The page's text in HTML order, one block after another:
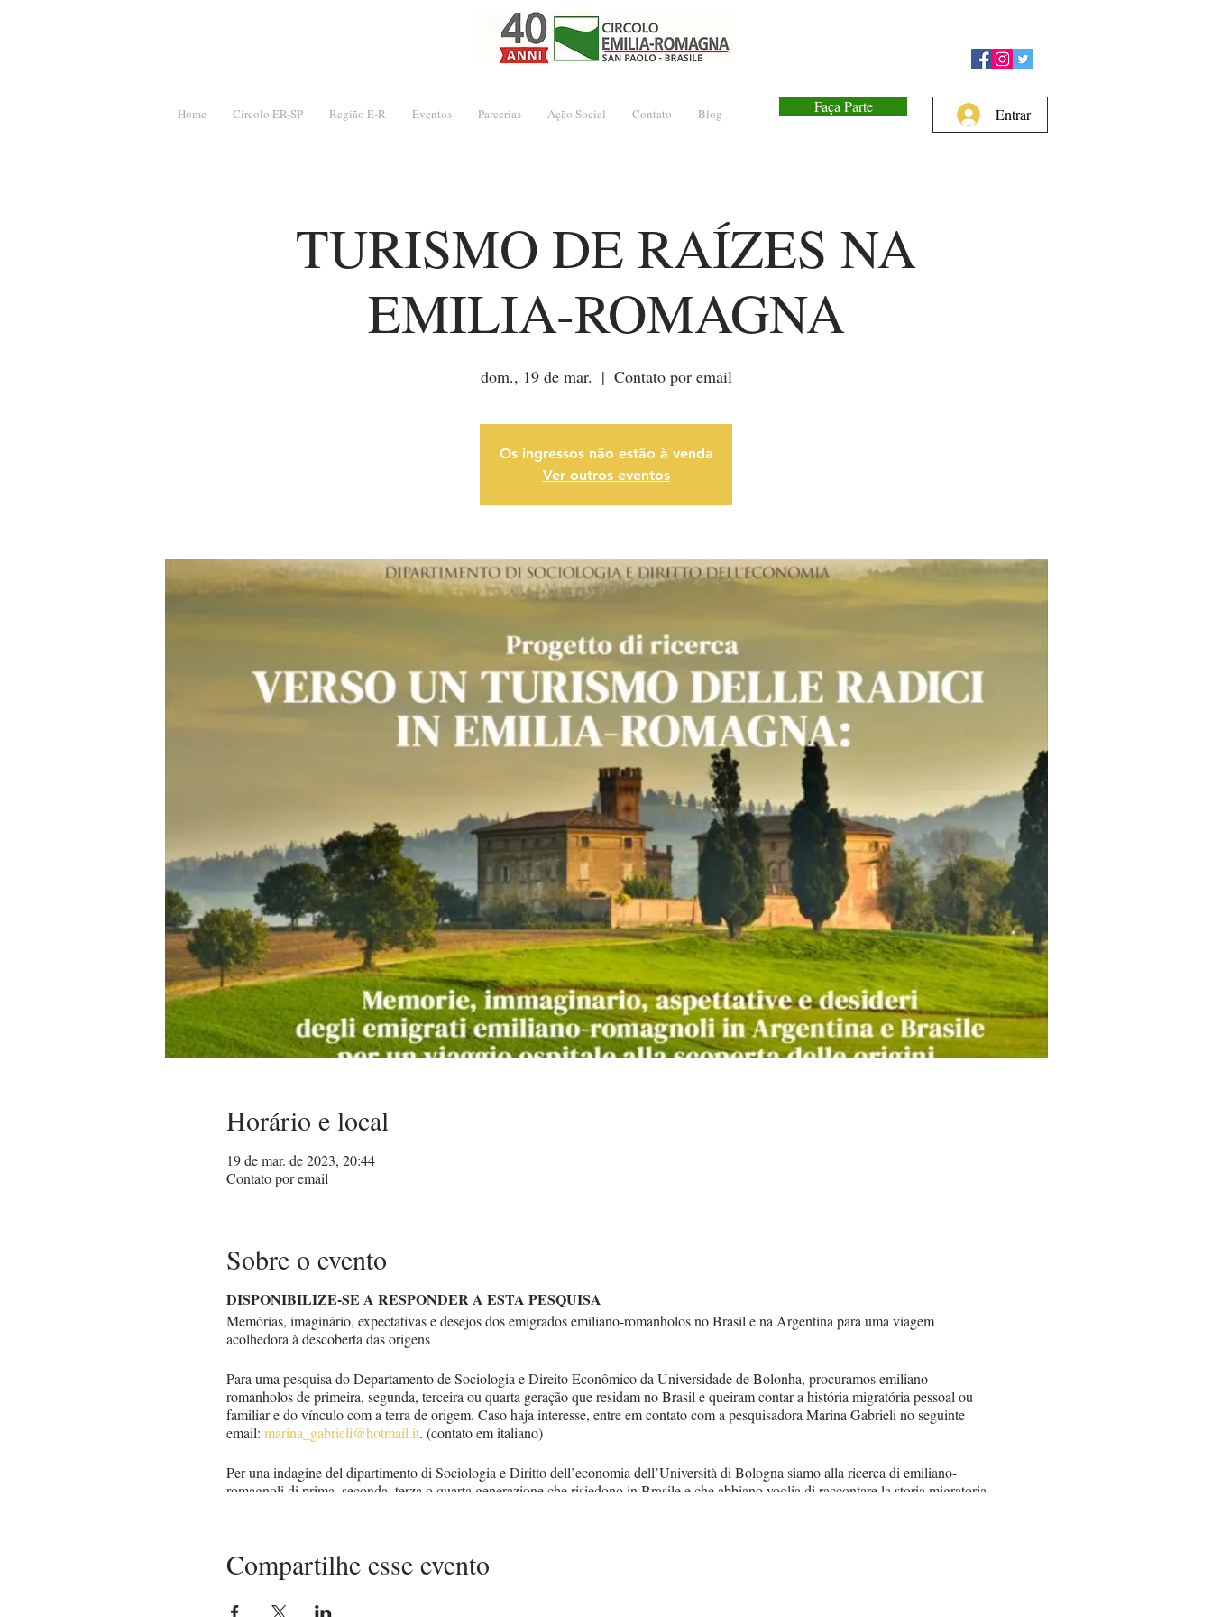
Home Circolo ER-SP Região E-R Eventos Parcerias Ação Social Contato Blog Faça Parte Entrar
TURISMO DE RAÍZES NA
EMILIA-ROMAGNA
dom., 19 de mar.
  |
Contato por email
Os ingressos não estão à venda
Ver outros eventos
Horário e local
19 de mar. de 2023, 20:44
Contato por email
Sobre o evento
DISPONIBILIZE-SE A RESPONDER A ESTA PESQUISA
Memórias, imaginário, expectativas e desejos dos emigrados emiliano-romanholos no Brasil e na Argentina para uma viagem
acolhedora à descoberta das origens
Para uma pesquisa do Departamento de Sociologia e Direito Econômico da Universidade de Bolonha, procuramos emiliano-
romanholos de primeira, segunda, terceira ou quarta geração que residam no Brasil e queiram contar a história migratória pessoal ou
familiar e do vínculo com a terra de origem. Caso haja interesse, entre em contato com a pesquisadora Marina Gabrieli no seguinte
email: marina_gabrieli@hotmail.it. (contato em italiano)
Per una indagine del dipartimento di Sociologia e Diritto dell’economia dell’Università di Bologna siamo alla ricerca di emiliano-
romagnoli di prima, seconda, terza o quarta generazione che risiedono in Brasile e che abbiano voglia di raccontare la storia migratoria
Vídeo Turismo de Raizes
Compartilhe esse evento